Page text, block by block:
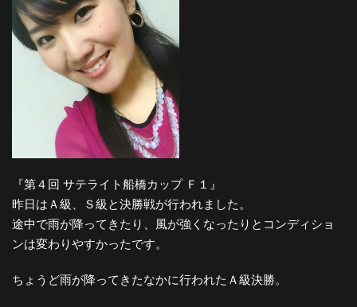
『第４回 サテライト船橋カップ Ｆ１』
昨日はＡ級、Ｓ級と決勝戦が行われました。
途中で雨が降ってきたり、風が強くなったりとコンディショ
ンは変わりやすかったです。
ちょうど雨が降ってきたなかに行われたＡ級決勝。